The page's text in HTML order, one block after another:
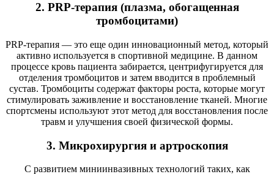
2. PRP-терапия (плазма, обогащенная
тромбоцитами)
PRP-терапия — это еще один инновационный метод, который
активно используется в спортивной медицине. В данном
процессе кровь пациента забирается, центрифугируется для
отделения тромбоцитов и затем вводится в проблемный
сустав. Тромбоциты содержат факторы роста, которые могут
стимулировать заживление и восстановление тканей. Многие
спортсмены используют этот метод для восстановления после
травм и улучшения своей физической формы.
3. Микрохирургия и артроскопия
С развитием миниинвазивных технологий таких, как